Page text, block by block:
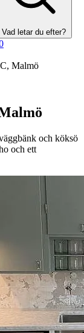
Vad letar du efter?
Malmö
och köksö
och ett